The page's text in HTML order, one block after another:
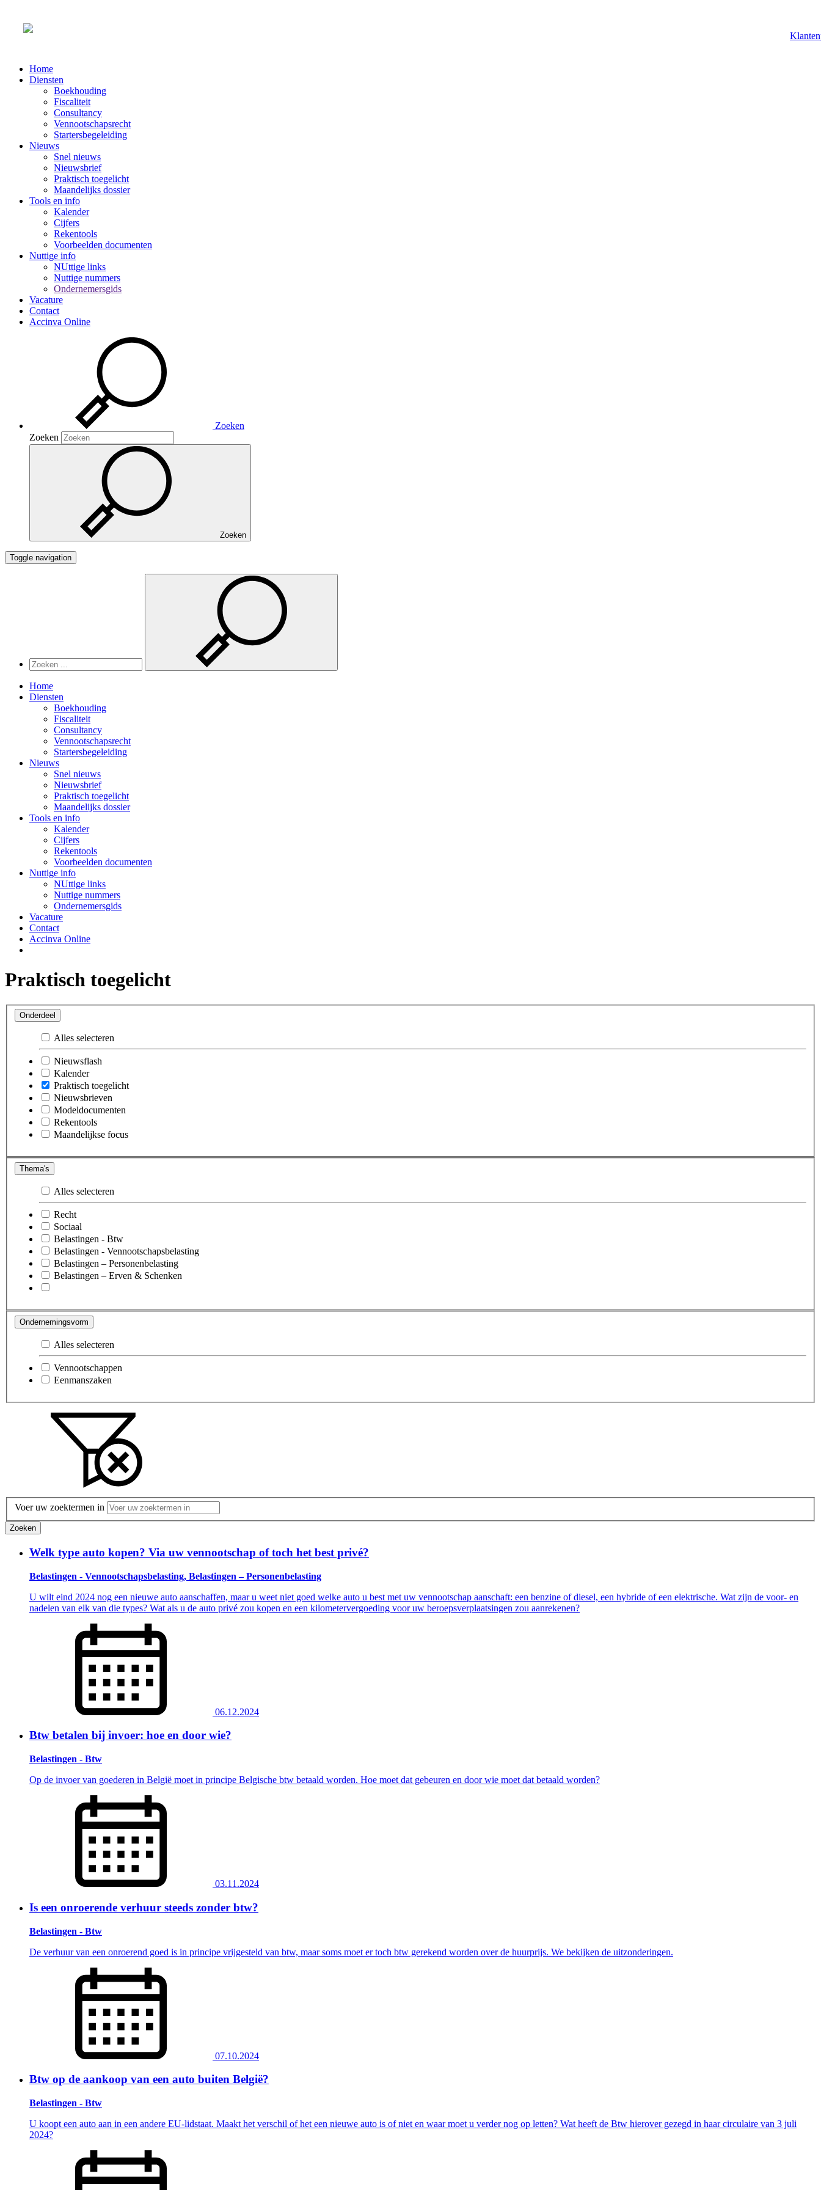
Home
Diensten
Boekhouding
Fiscaliteit
Consultancy
Vennootschapsrecht
Startersbegeleiding
Nieuws
Snel nieuws
Nieuwsbrief
Praktisch toegelicht
Maandelijks dossier
Tools en info
Kalender
Cijfers
Rekentools
Voorbeelden documenten
Nuttige info
NUttige links
Nuttige nummers
Ondernemersgids
Vacature
Contact
Accinva Online
Zoeken
Zoeken
Zoeken
Toggle navigation
Home
Diensten
Boekhouding
Fiscaliteit
Consultancy
Vennootschapsrecht
Startersbegeleiding
Nieuws
Snel nieuws
Nieuwsbrief
Praktisch toegelicht
Maandelijks dossier
Tools en info
Kalender
Cijfers
Rekentools
Voorbeelden documenten
Nuttige info
NUttige links
Nuttige nummers
Ondernemersgids
Vacature
Contact
Accinva Online
Praktisch toegelicht
Onderdeel
Alles selecteren
Nieuwsflash
Kalender
Praktisch toegelicht
Nieuwsbrieven
Modeldocumenten
Rekentools
Maandelijkse focus
Thema's
Alles selecteren
Recht
Sociaal
Belastingen - Btw
Belastingen - Vennootschapsbelasting
Belastingen – Personenbelasting
Belastingen – Erven & Schenken
Ondernemingsvorm
Alles selecteren
Vennootschappen
Eenmanszaken
Voer uw zoektermen in
Zoeken
Welk type auto kopen? Via uw vennootschap of toch het best privé?
Belastingen - Vennootschapsbelasting, Belastingen – Personenbelasting
U wilt eind 2024 nog een nieuwe auto aanschaffen, maar u weet niet goed welke auto u best met uw vennootschap aanschaft: een benzine of diesel, een hybride of een elektrische. Wat zijn de voor- en
nadelen van elk van die types? Wat als u de auto privé zou kopen en een kilometervergoeding voor uw beroepsverplaatsingen zou aanrekenen?
06.12.2024
Btw betalen bij invoer: hoe en door wie?
Belastingen - Btw
Op de invoer van goederen in België moet in principe Belgische btw betaald worden. Hoe moet dat gebeuren en door wie moet dat betaald worden?
03.11.2024
Is een onroerende verhuur steeds zonder btw?
Belastingen - Btw
De verhuur van een onroerend goed is in principe vrijgesteld van btw, maar soms moet er toch btw gerekend worden over de huurprijs. We bekijken de uitzonderingen.
07.10.2024
Btw op de aankoop van een auto buiten België?
Belastingen - Btw
U koopt een auto aan in een andere EU-lidstaat. Maakt het verschil of het een nieuwe auto is of niet en waar moet u verder nog op letten? Wat heeft de Btw hierover gezegd in haar circulaire van 3 juli
2024?